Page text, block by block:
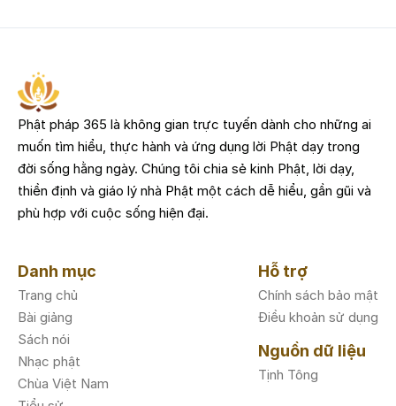
Phật pháp 365 là không gian trực tuyến dành cho những ai
muốn tìm hiểu, thực hành và ứng dụng lời Phật dạy trong
đời sống hằng ngày. Chúng tôi chia sẻ kinh Phật, lời dạy,
thiền định và giáo lý nhà Phật một cách dễ hiểu, gần gũi và
phù hợp với cuộc sống hiện đại.
Danh mục
Trang chủ
Bài giảng
Sách nói
Nhạc phật
Chùa Việt Nam
Hỗ trợ
Chính sách bảo mật
Điều khoản sử dụng
Nguồn dữ liệu
Tịnh Tông